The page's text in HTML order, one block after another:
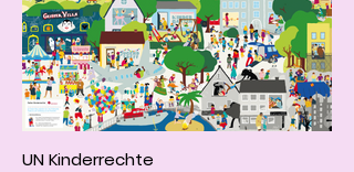
UN Kinderrechte